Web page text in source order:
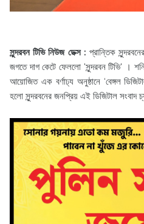
সুন্দরবন টিভি নিউজ ডেক্স : প্রান্তিক
জগতে দাগ কেটে ফেললো 'সুন্দরবন টিভি' ।
আয়োজিত এক বর্ণাঢ্য অনুষ্ঠানে ‘বেঙ্গল
হলো সুন্দরবনের জনপ্রিয় এই ডিজিটাল সংবাদ